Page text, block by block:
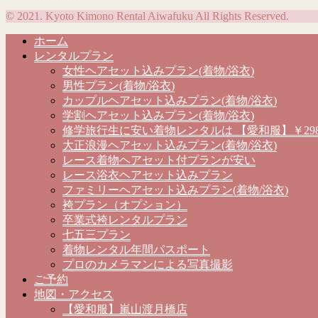
© 2021. Kyoto Kimono Rental Aiwafuku All Rights Reserved.
ホーム
レンタルプラン
女性ヘアセット込みプラン(着物/浴衣)
男性プラン(着物/浴衣)
カップルヘアセット込みプラン(着物/浴衣)
学割ヘアセット込みプラン(着物/浴衣)
修学旅行生に安い着物レンタルは 【愛和服】￥
大正浪漫ヘアセット込みプラン(着物/浴衣)
レース着物ヘアセット付プランが安い
レース浴衣ヘアセット込みプラン
ファミリーヘアセット込みプラン(着物/浴衣)
袴プラン（オプション）
卒業式袴レンタルプラン
七五三プラン
着物レンタル年間パスポート
プロのカメラマンによる写真撮影
ご予約
地図・アクセス
【愛和服】嵐山渡月橋店